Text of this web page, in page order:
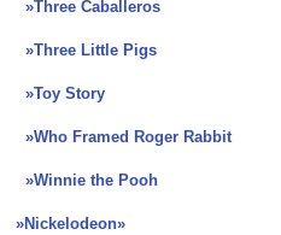
»Three Caballeros
»Three Little Pigs
»Toy Story
»Who Framed Roger Rabbit
»Winnie the Pooh
»Nickelodeon»